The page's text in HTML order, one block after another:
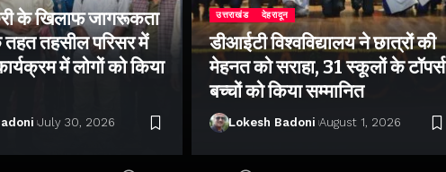
के खिलाफ जागरूकता
तहसील परिसर में
में लोगों को किया
July 30, 2026
उत्तराखंड देहरादून
डीआईटी विश्वविद्यालय ने छात्रों की
मेहनत को सराहा, 31 स्कूलों के टॉपर्स
बच्चों को किया सम्मानित
Lokesh Badoni August 1, 2026